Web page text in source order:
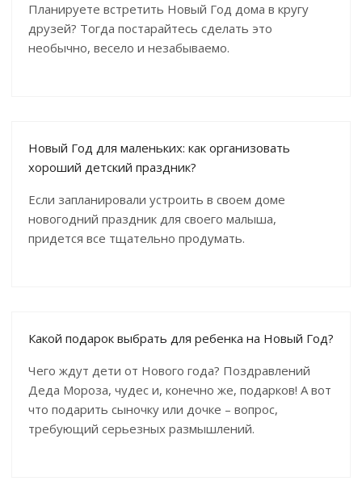
Планируете встретить Новый Год дома в кругу
друзей? Тогда постарайтесь сделать это
необычно, весело и незабываемо.
Новый Год для маленьких: как организовать
хороший детский праздник?
Если запланировали устроить в своем доме
новогодний праздник для своего малыша,
придется все тщательно продумать.
Какой подарок выбрать для ребенка на Новый Год?
Чего ждут дети от Нового года? Поздравлений
Деда Мороза, чудес и, конечно же, подарков! А вот
что подарить сыночку или дочке – вопрос,
требующий серьезных размышлений.